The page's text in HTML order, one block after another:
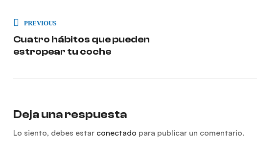
PREVIOUS
Cuatro hábitos que pueden
estropear tu coche
Deja una respuesta
Lo siento, debes estar conectado para publicar un comentario.